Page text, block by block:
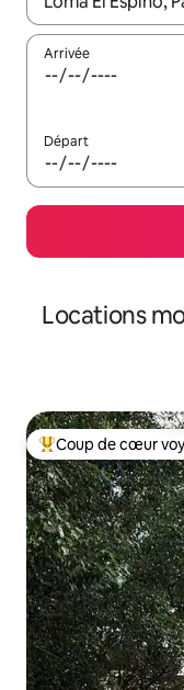
Arrivée
Départ
Locations
Coups de cœur
Coup de cœur